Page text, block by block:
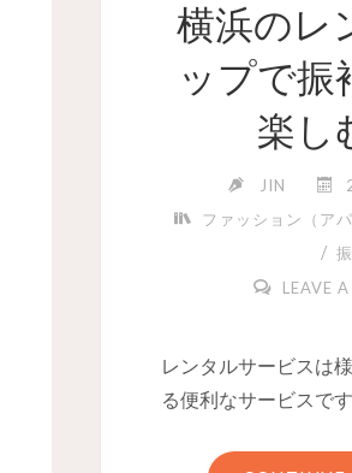
横浜のレ
ップで振
楽し
JIN
ファッション（ア
/
LEAVE
レンタルサービスは
る便利なサービスです